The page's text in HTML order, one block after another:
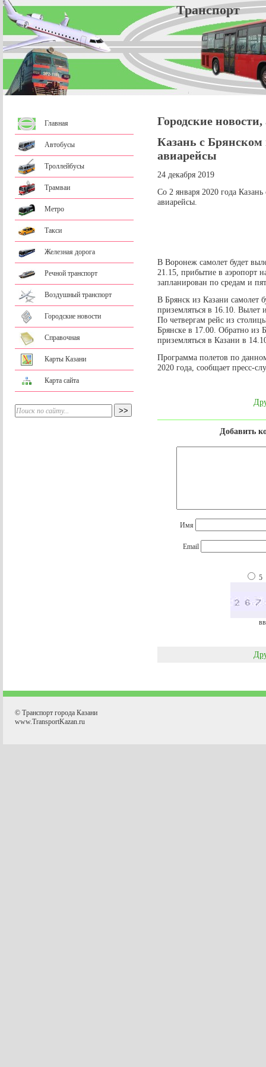
Главная
Автобусы
Троллейбусы
Трамваи
Метро
Такси
Железная дорога
Речной транспорт
Воздушный транспорт
Городские новости
Справочная
Карты Казани
Карта сайта
Городские
Казань с
авиарейсы
24 декабря 2019
Со 2 января 2020 года
авиарейсы.
В Воронеж самолет будет
21.15, прибытие в аэропорт
запланирован по средам и
В Брянск из Казани самолет
приземляться в 16.10. Вылет
По четвергам рейс из
Брянске в 17.00. Обратно из
приземляться в Казани в
Программа полетов по
2020 года, сообщает пресс-
Добавить
Имя
Email
5
© Транспорт города Казани
www.TransportKazan.ru